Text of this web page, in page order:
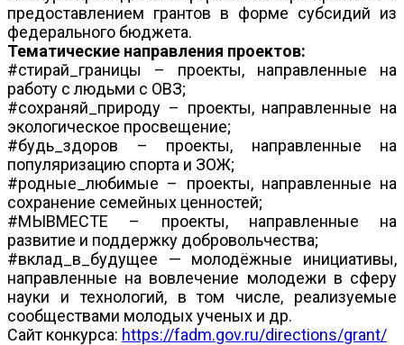
предоставлением грантов в форме субсидий из
федерального бюджета.
Тематические направления проектов:
#стирай_границы – проекты, направленные на
работу с людьми с ОВЗ;
#сохраняй_природу – проекты, направленные на
экологическое просвещение;
#будь_здоров – проекты, направленные на
популяризацию спорта и ЗОЖ;
#родные_любимые – проекты, направленные на
сохранение семейных ценностей;
#МЫВМЕСТЕ – проекты, направленные на
развитие и поддержку добровольчества;
#вклад_в_будущее — молодёжные инициативы,
направленные на вовлечение молодежи в сферу
науки и технологий, в том числе, реализуемые
сообществами молодых ученых и др.
Сайт конкурса: https://fadm.gov.ru/directions/grant/